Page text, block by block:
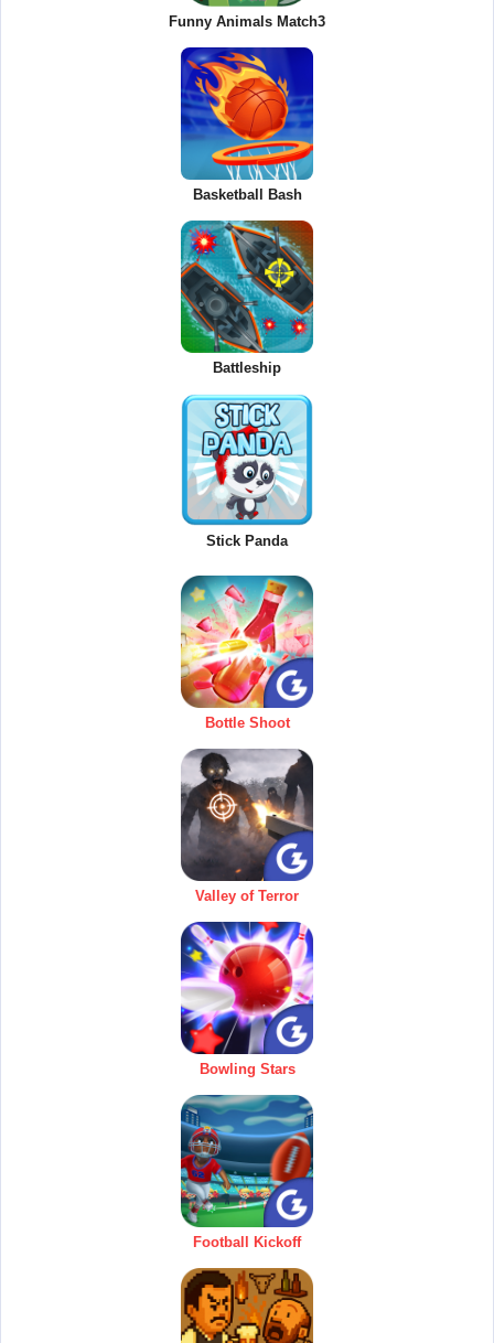
Funny Animals Match3
Basketball Bash
Battleship
Stick Panda
Bottle Shoot
Valley of Terror
Bowling Stars
Football Kickoff